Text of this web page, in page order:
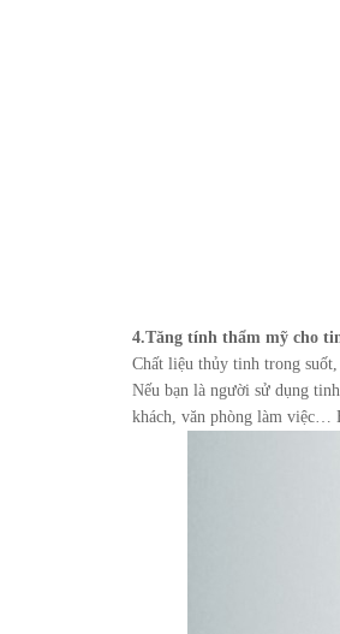
4.Tăng tính thẩm mỹ cho
Chất liệu thủy tinh trong
Nếu bạn là người sử dụng
khách, văn phòng làm việc…